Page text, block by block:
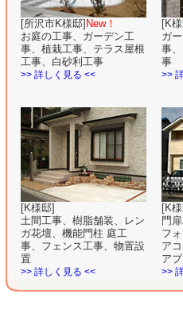
[所沢市K様邸] New！
お庭の工事、ガーデン工
事、植栽工事、テラス屋根
工事、白砂利工事
>> 詳しく見る <<
[K
ガ
事
事
>>
[K様邸]
土間工事、樹脂舗装、レン
ガ花壇、機能門柱 庭工
事、フェンス工事、物置設
置
>> 詳しく見る <<
[K
門
フ
ア
ア
>>